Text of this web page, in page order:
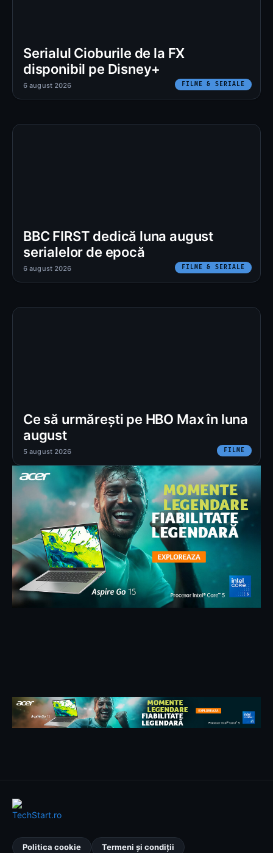
Serialul Cioburile de la FX
disponibil pe Disney+
FILME & SERIALE
6 august 2026
BBC FIRST dedică luna august
serialelor de epocă
FILME & SERIALE
6 august 2026
Ce să urmărești pe HBO Max în luna
august
FILME
5 august 2026
Politica cookie Termeni și condiții